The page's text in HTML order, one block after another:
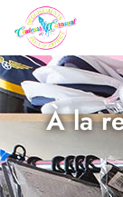
À la